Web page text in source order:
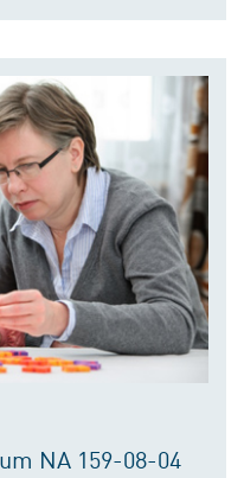
NA 159-08-04